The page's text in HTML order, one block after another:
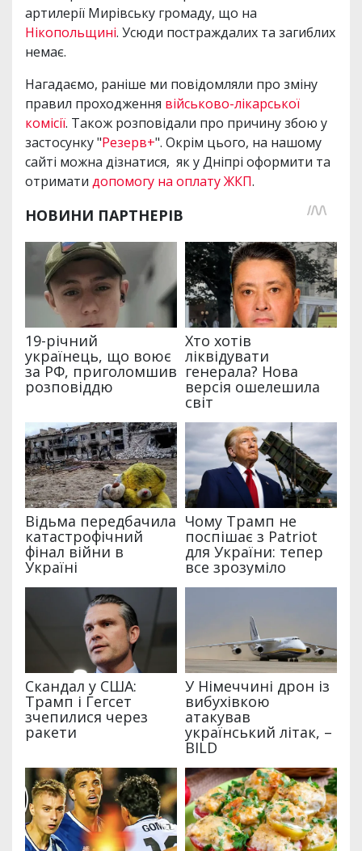
артилерії Мирівську громаду, що на
Нікопольщині. Усюди постраждалих та загиблих
немає.
Нагадаємо, раніше ми повідомляли про зміну
правил проходження військово-лікарської
комісії. Також розповідали про причину збою у
застосунку "Резерв+". Окрім цього, на нашому
сайті можна дізнатися, як у Дніпрі оформити та
отримати допомогу на оплату ЖКП.